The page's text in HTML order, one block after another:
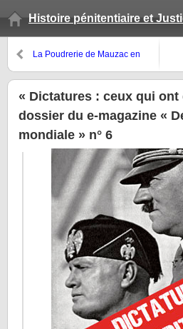
Histoire pénitentiaire et
La Poudrerie de Mauzac en
industrielle et militaire oubliée
« Dictatures : ceux qui ont
dossier du e-magazine «
mondiale » n° 6